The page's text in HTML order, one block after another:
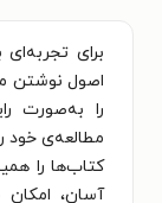
برای
اصول نوشتن
را به‌صورت
مطالعه‌ی
کتاب‌ها را
آسان، امکان